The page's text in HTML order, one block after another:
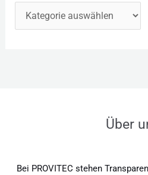
Über
Bei PROVITEC stehen